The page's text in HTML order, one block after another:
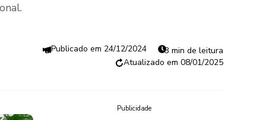
24/12/2024
3 min de leitura
08/01/2025
Publicidade